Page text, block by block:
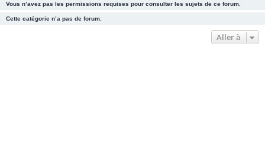
r
c
Vous n’avez pas les permissions requises pour consulter les sujets de ce forum.
Cette catégorie n’a pas de forum.
Aller à